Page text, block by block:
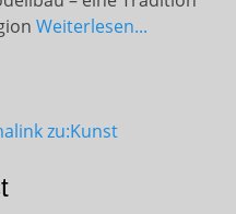
Weiterlesen...